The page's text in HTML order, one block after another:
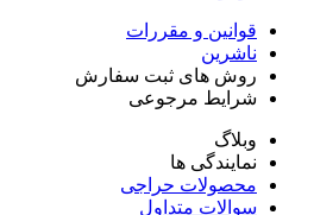
قوانین و مقررات
ناشرین
روش های ثبت سفارش
شرایط مرجوعی
وبلاگ
نمایندگی ها
محصولات حراجی
سوالات متداول